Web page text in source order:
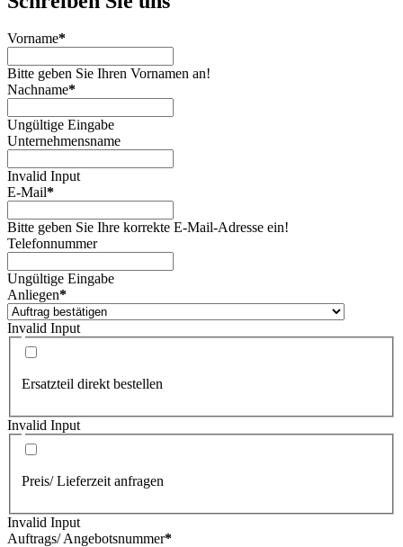
Vorname*
Bitte geben Sie Ihren Vornamen an!
Nachname*
Ungültige Eingabe
Unternehmensname
Invalid Input
E-Mail*
Bitte geben Sie Ihre korrekte E-Mail-Adresse ein!
Telefonnummer
Ungültige Eingabe
Anliegen*
Invalid Input
Ersatzteil direkt bestellen
Invalid Input
Preis/ Lieferzeit anfragen
Invalid Input
Auftrags/ Angebotsnummer*